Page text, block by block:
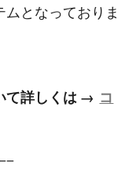
となっておりま
て詳しくは → コ